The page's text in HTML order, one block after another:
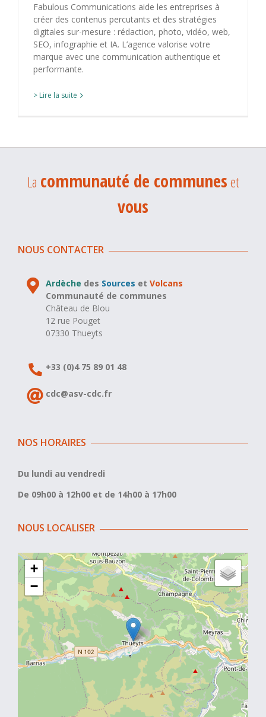
Fabulous Communications aide les entreprises à
créer des contenus percutants et des stratégies
digitales sur-mesure : rédaction, photo, vidéo, web,
SEO, infographie et IA. L’agence valorise votre
marque avec une communication authentique et
performante.
> Lire la suite
La communauté de communeset
vous
NOUS CONTACTER
Ardèche des Sources etVolcans
Communauté de communes
Château de Blou
12 rue Pouget
07330 Thueyts
+33 (0)4 75 89 01 48
cdc@asv-cdc.fr
NOS HORAIRES
Du lundi au vendredi
De 09h00 à 12h00 et de 14h00 à 17h00
NOUS LOCALISER
+
−